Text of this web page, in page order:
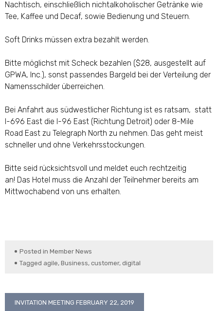
Nachtisch, einschließlich nichtalkoholischer Getränke wie
Tee, Kaffee und Decaf, sowie Bedienung und Steuern.
Soft Drinks müssen extra bezahlt werden.
Bitte möglichst mit Scheck bezahlen ($28, ausgestellt auf
GPWA, Inc.), sonst passendes Bargeld bei der Verteilung der
Namensschilder überreichen.
Bei Anfahrt aus südwestlicher Richtung ist es ratsam, statt
I-696 East die I-96 East (Richtung Detroit) oder 8-Mile
Road East zu Telegraph North zu nehmen. Das geht meist
schneller und ohne Verkehrsstockungen.
Bitte seid rücksichtsvoll und meldet euch rechtzeitig
an! Das Hotel muss die Anzahl der Teilnehmer bereits am
Mittwochabend von uns erhalten.
Posted in Member News
Tagged agile, Business, customer, digital
Post
INVITATION MEETING FEBRUARY 22, 2019